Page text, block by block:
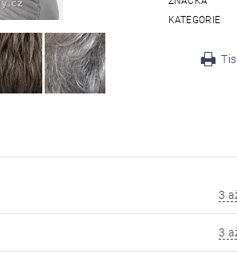
KATEGORIE
3
3